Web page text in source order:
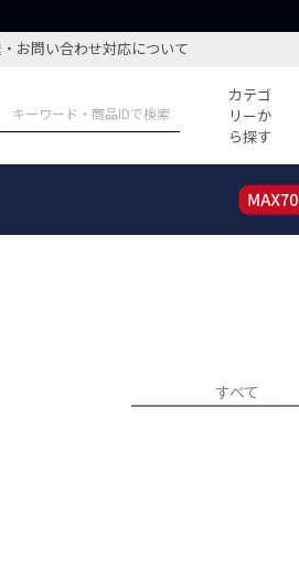
お問い合わせ対応について
カテゴ
リーか
ら探す
すべて